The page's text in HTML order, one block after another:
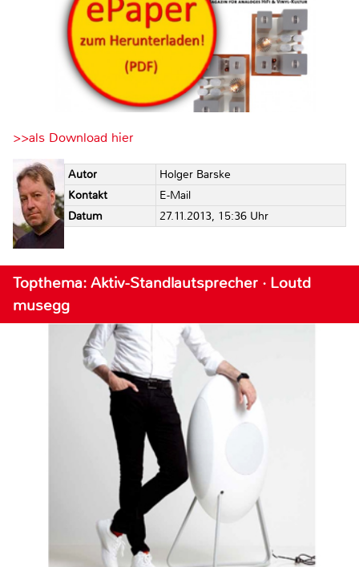
>>als Download hier
Autor
Holger Barske
Kontakt
E-Mail
Datum
27.11.2013, 15:36 Uhr
Topthema: Aktiv-Standlautsprecher · Loutd
musegg